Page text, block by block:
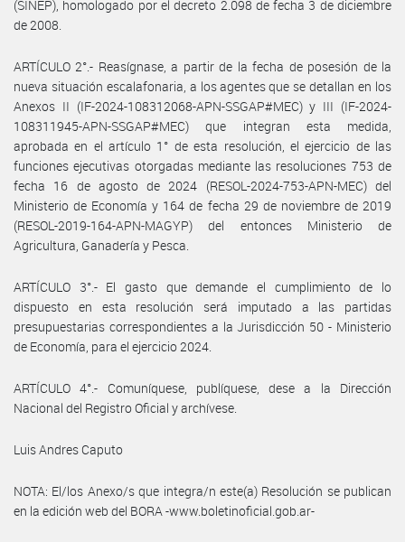
(SINEP), homologado por el decreto 2.098 de fecha 3 de diciembre
de 2008.
ARTÍCULO 2°.- Reasígnase, a partir de la fecha de posesión de la
nueva situación escalafonaria, a los agentes que se detallan en los
Anexos II (IF-2024-108312068-APN-SSGAP#MEC) y III (IF-2024-
108311945-APN-SSGAP#MEC) que integran esta medida,
aprobada en el artículo 1° de esta resolución, el ejercicio de las
funciones ejecutivas otorgadas mediante las resoluciones 753 de
fecha 16 de agosto de 2024 (RESOL-2024-753-APN-MEC) del
Ministerio de Economía y 164 de fecha 29 de noviembre de 2019
(RESOL-2019-164-APN-MAGYP) del entonces Ministerio de
Agricultura, Ganadería y Pesca.
ARTÍCULO 3°.- El gasto que demande el cumplimiento de lo
dispuesto en esta resolución será imputado a las partidas
presupuestarias correspondientes a la Jurisdicción 50 - Ministerio
de Economía, para el ejercicio 2024.
ARTÍCULO 4°.- Comuníquese, publíquese, dese a la Dirección
Nacional del Registro Oficial y archívese.
Luis Andres Caputo
NOTA: El/los Anexo/s que integra/n este(a) Resolución se publican
en la edición web del BORA -www.boletinoficial.gob.ar-